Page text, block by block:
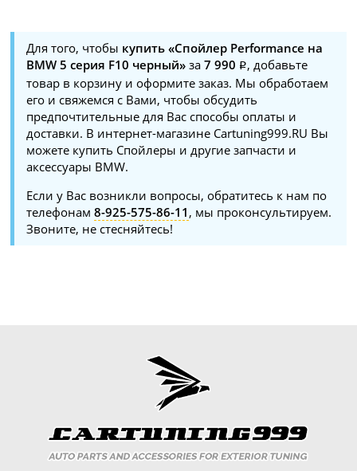
Для того, чтобы купить «Спойлер Performance на
BMW 5 серия F10 черный» за7 990
, добавьте
товар в корзину и оформите заказ. Мы обработаем
его и свяжемся с Вами, чтобы обсудить
предпочтительные для Вас способы оплаты и
доставки. В интернет-магазине Cartuning999.RU Вы
можете купить Спойлеры и другие запчасти и
аксессуары BMW.
Если у Вас возникли вопросы, обратитесь к нам по
телефонам8-925-575-86-11 , мы проконсультируем.
Звоните, не стесняйтесь!